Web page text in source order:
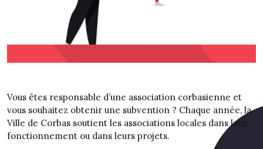
Vous êtes responsable d’une association corbasienne et
vous souhaitez obtenir une subvention ? Chaque année, la
Ville de Corbas soutient les associations locales dans leur
fonctionnement ou dans leurs projets.